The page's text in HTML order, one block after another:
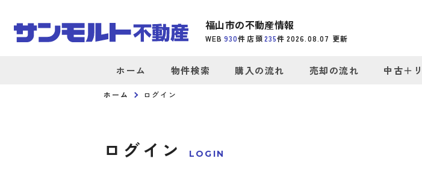
福山市の不動産情報
WEB 930件 店頭235件 2026.08.07 更新
ホーム 物件検索 購入の流れ 売却の流れ 中古＋
ホーム ログイン
ログイン LOGIN